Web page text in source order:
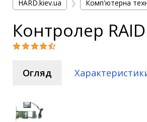
Послуги
Повернення / Обмін
Доставка та оплата
Ноутбуки
Персональні комп'ютери
Сервери
HARD.kiev.ua ❯ Комп'ютерна
Контролер
Огляд